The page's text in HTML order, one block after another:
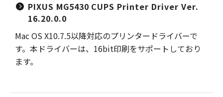
PIXUS MG5430 CUPS Printer Driver Ver.
16.20.0.0
Mac OS X10.7.5以降対応のプリンタードライバーで
す。本ドライバーは、16bit印刷をサポートしており
ます。